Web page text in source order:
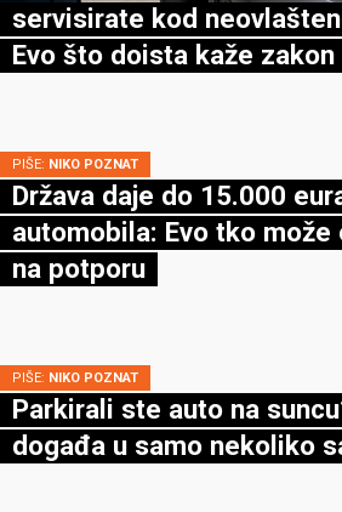
servisirate kod
Evo što doista kaže zakon
PIŠE: NIKO POZNAT
Država daje do 15.000
automobila: Evo tko
na potporu
PIŠE: NIKO POZNAT
Parkirali ste auto na
događa u samo nekoliko